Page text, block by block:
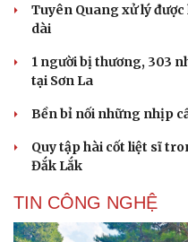
Tuyên Quang xử lý
dài
1 người bị thương, 303
tại Sơn La
Bền bỉ nối những nhịp
Quy tập hài cốt liệt sĩ
Đắk Lắk
TIN CÔNG NGHỆ